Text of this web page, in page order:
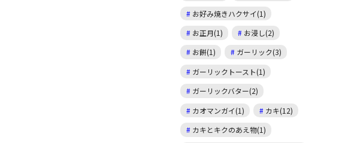
お好み焼きハクサイ(1)
お正月(1)
お浸し(2)
お餅(1)
ガーリック(3)
ガーリックトースト(1)
ガーリックバター(2)
カオマンガイ(1)
カキ(12)
カキとキクのあえ物(1)